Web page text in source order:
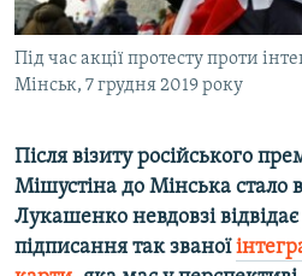
ІНФОГРАФІКА
ДОЛУЧАЙСЯ!
Під час акції протесту проти
Мінськ, 7 грудня 2019 року
Після візиту російського
Мішустіна до Мінська стало
Лукашенко невдовзі
підписання так званої